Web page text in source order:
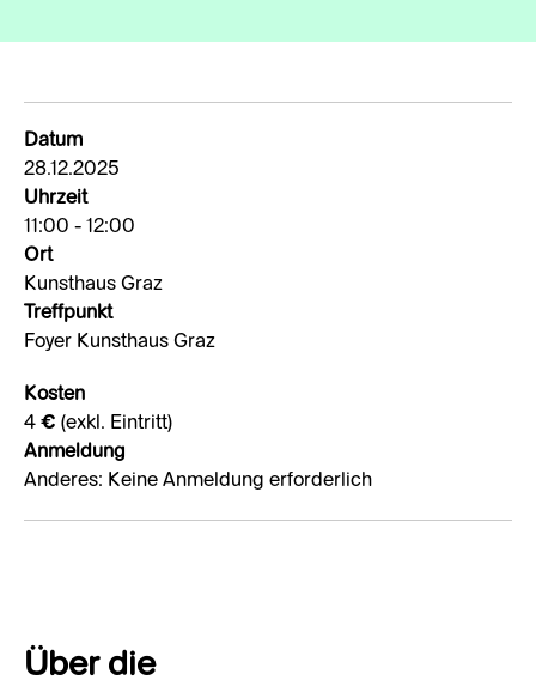
Datum
28.12.2025
Uhrzeit
11:00 - 12:00
Ort
Kunsthaus Graz
Treffpunkt
Foyer Kunsthaus Graz
Kosten
4 € (exkl. Eintritt)
Anmeldung
Anderes: Keine Anmeldung erforderlich
Über die